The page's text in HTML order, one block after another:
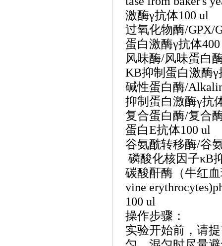
激酶γ抗体100 ul
过氧化物酶/GPX/
蛋白激酶γ抗体
风味酶/风味蛋白
KB抑制蛋白激酶γ
碱性蛋白酶/
抑制蛋白激酶γ抗
复合蛋白酶/复合
蛋白E抗体100 ul
谷氨酰转移酶/谷
磷酸化核因子κB
碳酸酐酶（牛红
vine
100 ul
操作步骤：
实验开始前，请